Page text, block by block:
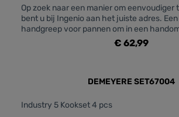
duurzaamheid.KENMERKENMateriaal:
staalGeschikt voor gebruik in de oven:
handvatten en dekselsGeschikt voor
behalve de handvattenCoating/afwerking
Spiegel gepolijst roestvrij staalGietrand:
Specificatie: StapelbaarAfneembare
Op zoek naar een manier om eenvoudiger
bent u bij Ingenio aan het juiste adres. Een
handgreep voor pannen om in een
fornuis naar de oven en de koelkast* te
stapelbaar ontwerp om plaats te besparen
koken een waar genot, met overheerlijke
antiaanbaklaag gaat bijzonder lang mee en
€ 62,99
DEMEYERE SET67004
Industry 5 Kookset 4 pcs